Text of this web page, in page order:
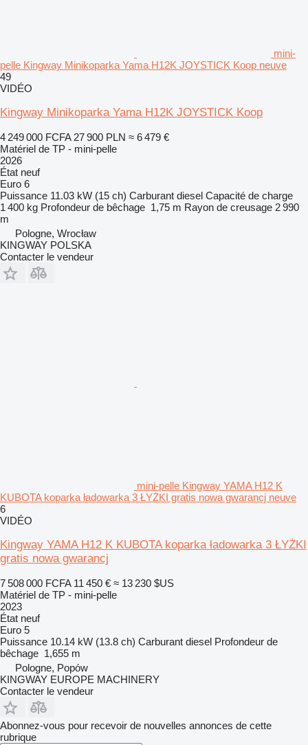
mini-
pelle Kingway Minikoparka Yama H12K JOYSTICK Koop neuve
49
VIDÉO
Kingway Minikoparka Yama H12K JOYSTICK Koop
4 249 000 FCFA 27 900 PLN ≈ 6 479 €
Matériel de TP - mini-pelle
2026
État neuf
Euro 6
Puissance 11.03 kW (15 ch) Carburant diesel Capacité de charge
1 400 kg Profondeur de bêchage 1,75 m Rayon de creusage 2 990
m
Pologne, Wrocław
KINGWAY POLSKA
Contacter le vendeur
mini-pelle Kingway YAMA H12 K
KUBOTA koparka ładowarka 3 ŁYŻKI gratis nowa gwarancj neuve
6
VIDÉO
Kingway YAMA H12 K KUBOTA koparka ładowarka 3 ŁYŻKI
gratis nowa gwarancj
7 508 000 FCFA 11 450 € ≈ 13 230 $US
Matériel de TP - mini-pelle
2023
État neuf
Euro 5
Puissance 10.14 kW (13.8 ch) Carburant diesel Profondeur de
bêchage 1,655 m
Pologne, Popów
KINGWAY EUROPE MACHINERY
Contacter le vendeur
Abonnez-vous pour recevoir de nouvelles annonces de cette
rubrique